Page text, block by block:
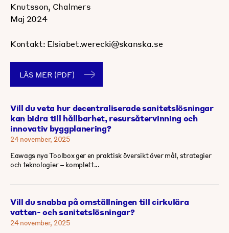
Knutsson, Chalmers
Maj 2024
Kontakt: Elsiabet.werecki@skanska.se
LÄS MER (PDF)
Vill du veta hur decentraliserade sanitetslösningar
kan bidra till hållbarhet, resursåtervinning och
innovativ byggplanering?
24 november, 2025
Eawags nya Toolbox ger en praktisk översikt över mål, strategier
och teknologier – komplett...
Vill du snabba på omställningen till cirkulära
vatten- och sanitetslösningar?
24 november, 2025